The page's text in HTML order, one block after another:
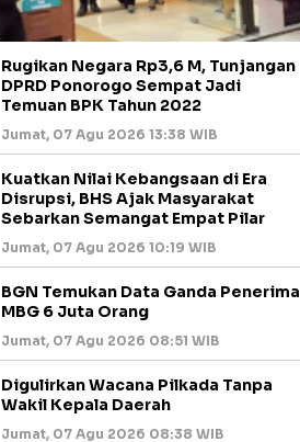
Rugikan Negara Rp3,6 M, Tunjangan
DPRD Ponorogo Sempat Jadi
Temuan BPK Tahun 2022
Jumat, 07 Agu 2026 13:38 WIB
Kuatkan Nilai Kebangsaan di Era
Disrupsi, BHS Ajak Masyarakat
Sebarkan Semangat Empat Pilar
Jumat, 07 Agu 2026 10:19 WIB
BGN Temukan Data Ganda Penerima
MBG 6 Juta Orang
Jumat, 07 Agu 2026 08:51 WIB
Digulirkan Wacana Pilkada Tanpa
Wakil Kepala Daerah
Jumat, 07 Agu 2026 08:38 WIB